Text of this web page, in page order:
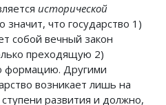
исторической
значит, что государство 1)
собой вечный закон
преходящую 2)
формацию. Другими
возникает лишь на
развития и должно,